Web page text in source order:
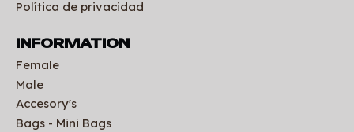
Política de privacidad
INFORMATION
Female
Male
Accesory's
Bags - Mini Bags